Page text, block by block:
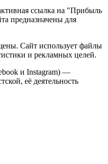
ссылка на "Прибыль
предназначены для
Сайт использует файлы
и рекламных целей.
и Instagram) —
её деятельность